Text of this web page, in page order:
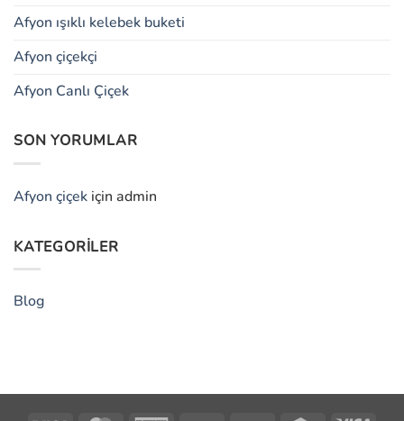
Afyon ışıklı kelebek buketi
Afyon çiçekçi
Afyon Canlı Çiçek
SON YORUMLAR
Afyon çiçek için admin
KATEGORILER
Blog